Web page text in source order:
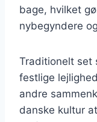
bage, hvilket
nybegyndere
Traditionelt set
festlige
andre
danske kultur